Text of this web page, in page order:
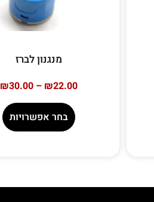
מנגנון לברז
₪22.00
–
₪30.00
בחר אפשרויות